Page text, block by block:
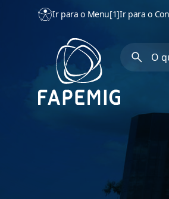
Ir para o Menu[1]Ir para o